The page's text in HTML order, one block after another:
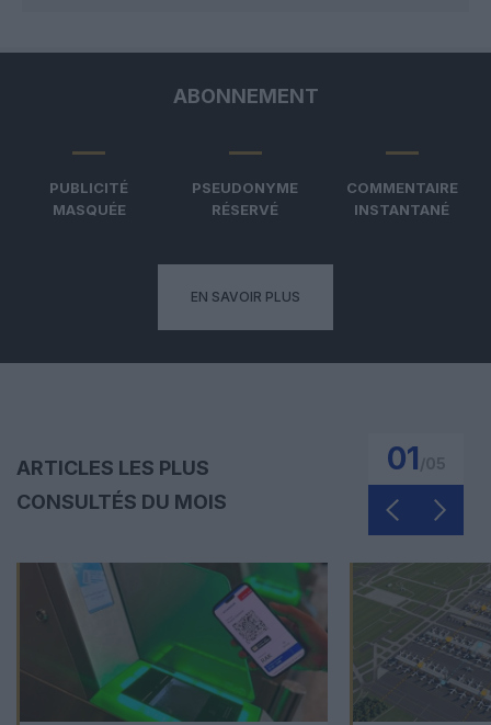
ABONNEMENT
PUBLICITÉ
MASQUÉE
PSEUDONYME
RÉSERVÉ
COMMENTAIRE
INSTANTANÉ
EN SAVOIR PLUS
ARTICLES LES PLUS
CONSULTÉS DU MOIS
01